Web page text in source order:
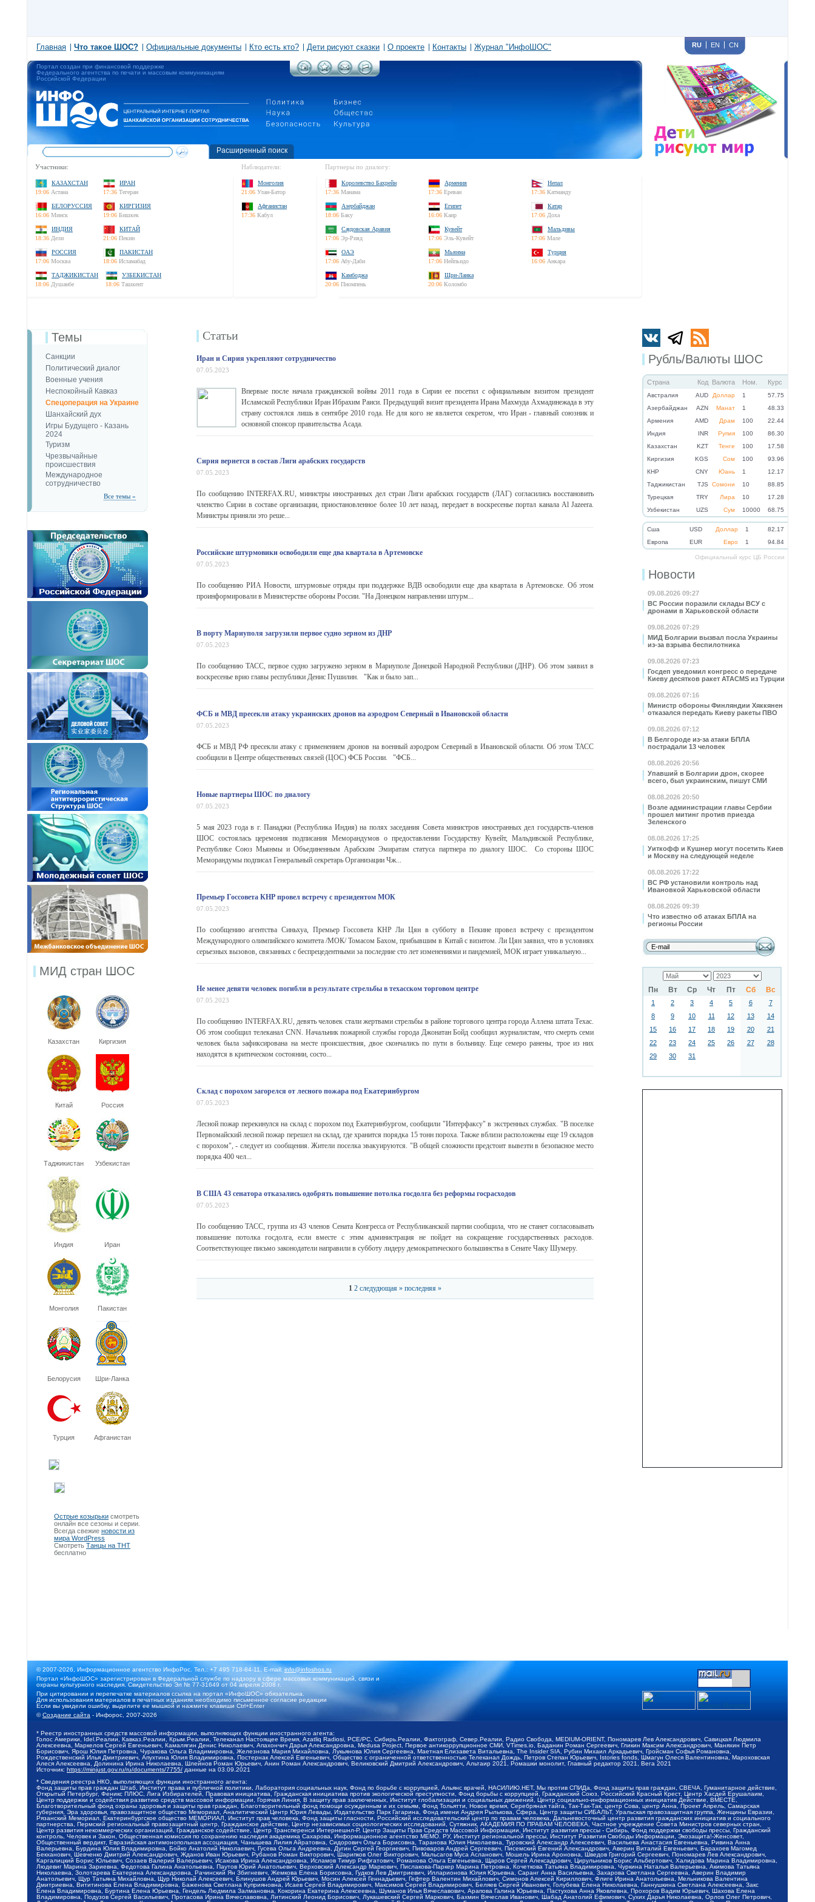
Главная Что такое ШОС? Официальные документы Кто есть кто? Дети рисуют сказки О проекте Контакты Журнал "ИнфоШОС" RU EN CN
Портал создан при финансовой поддержке
Федерального агентства по печати и массовым коммуникациям
Российской Федерации
Расширенный поиск
Участники:
КАЗАХСТАН
19:06 Астана
ИРАН
17:36 Тегеран
БЕЛОРУССИЯ
16:06 Минск
КИРГИЗИЯ
19:06 Бишкек
ИНДИЯ
18:36 Дели
КИТАЙ
21:06 Пекин
РОССИЯ
17:06 Москва
ПАКИСТАН
18:06 Исламабад
ТАДЖИКИСТАН
18:06 Душанбе
УЗБЕКИСТАН
18:06 Ташкент
Наблюдатели:
Монголия
21:06 Улан-Батор
Афганистан
17:36 Кабул
Партнеры по диалогу:
Королевство Бахрейн
17:36 Манама
Армения
17:36 Ереван
Непал
17:36 Катманду
Азербайджан
18:06 Баку
Египет
16:06 Каир
Катар
17:06 Доха
Саудовская Аравия
17:06 Эр-Рияд
Кувейт
17:06 Эль-Кувейт
Мальдивы
17:06 Мале
ОАЭ
17:06 Абу-Даби
Мьянма
17:06 Нейпьидо
Турция
16:06 Анкара
Камбоджа
20:06 Пномпень
Шри-Ланка
20:06 Коломбо
Рубль/Валюты ШОС
Страна Код Валюта Ном. Курс
Австралия AUD Доллар 1
57.75
Азербайджан
AZN Манат 1
48.33
Армения
AMD Драм 100
22.44
Индия
INR Рупия 100
86.30
Казахстан
KZT Тенге 100
17.58
Киргизия
KGS Сом 100
93.96
КНР
CNY Юань 1
12.17
Таджикистан
TJS Сомони 10
88.85
Турецкая
TRY Лира 10
17.28
Узбекистан
UZS Сум 10000 68.75
Cша USD Доллар 1
82.17
Eвропа
EUR Евро 1 94.84
Официальный курс ЦБ России
Новости
09.08.2026 09:27
ВС России поразили склады ВСУ с
дронами в Харьковской области
09.08.2026 07:29
МИД Болгарии вызвал посла Украины
из-за взрыва беспилотника
09.08.2026 07:23
Госдеп уведомил конгресс о передаче
Киеву десятков ракет ATACMS из Турции
09.08.2026 07:16
Министр обороны Финляндии Хяккянен
отказался передать Киеву ракеты ПВО
09.08.2026 07:12
В Белгороде из-за атаки БПЛА
пострадали 13 человек
08.08.2026 20:56
Упавший в Болгарии дрон, скорее
всего, был украинским, пишут СМИ
08.08.2026 20:50
Возле администрации главы Сербии
прошел митинг против приезда
Зеленского
08.08.2026 17:25
Уиткофф и Кушнер могут посетить Киев
и Москву на следующей неделе
08.08.2026 17:22
ВС РФ установили контроль над
Ивановкой Харьковской области
08.08.2026 09:39
Что известно об атаках БПЛА на
регионы России
Пн Вт Ср Чт Пт Сб Вс
1 2 3 4 5 6
7
8
9 10 11 12 13
14
15
16 17 18 19 20
21
22
23 24 25 26 27
28
29
30 31
Темы
Санкции
Политический диалог
Военные учения
Неспокойный Кавказ
Спецоперация на Украине
Шанхайский дух
Игры Будущего - Казань
2024
Туризм
Чрезвычайные
происшествия
Международное
сотрудничество
Все темы »
МИД стран ШОС
Казахстан Киргизия
Китай Россия
Таджикистан Узбекистан
Индия Иран
Монголия Пакистан
Белорусия Шри-Ланка
Турция Афганистан
Острые козырьки смотреть
онлайн все сезоны и серии.
Всегда свежие новости из
мира WordPress
Смотреть Танцы на ТНТ
бесплатно
Статьи
Иран и Сирия укрепляют сотрудничество
07.05.2023
Впервые после начала гражданской войны 2011 года в Сирии ее посетил с официальным визитом президент
Исламской Республики Иран Ибрахим Раиси. Предыдущий визит президента Ирана Махмуда Ахмадинежада в эту
страну состоялся лишь в сентябре 2010 года. Не для кого не является секретом, что Иран - главный союзник и
основной спонсор правительства Асада.
Сирия вернется в состав Лиги арабских государств
07.05.2023
По сообщению INTERFAX.RU, министры иностранных дел стран Лиги арабских государств (ЛАГ) согласились восстановить
членство Сирии в составе организации, приостановленное более 10 лет назад, передает в воскресенье портал канала Al Jazeera.
Министры приняли это реше...
Российские штурмовики освободили еще два квартала в Артемовске
07.05.2023
По сообщению РИА Новости, штурмовые отряды при поддержке ВДВ освободили еще два квартала в Артемовске. Об этом
проинформировали в Министерстве обороны России. "На Донецком направлении штурм...
В порту Мариуполя загрузили первое судно зерном из ДНР
07.05.2023
По сообщению ТАСС, первое судно загружено зерном в Мариуполе Донецкой Народной Республики (ДНР). Об этом заявил в
воскресенье врио главы республики Денис Пушилин. "Как и было зап...
ФСБ и МВД пресекли атаку украинских дронов на аэродром Северный в Ивановской области
07.05.2023
ФСБ и МВД РФ пресекли атаку с применением дронов на военный аэродром Северный в Ивановской области. Об этом ТАСС
сообщили в Центре общественных связей (ЦОС) ФСБ России. "ФСБ...
Новые партнеры ШОС по диалогу
07.05.2023
5 мая 2023 года в г. Панаджи (Республика Индия) на полях заседания Совета министров иностранных дел государств-членов
ШОС состоялась церемония подписания Меморандумов о предоставлении Государству Кувейт, Мальдивской Республике,
Республике Союз Мьянмы и Объединенным Арабским Эмиратам статуса партнера по диалогу ШОС. Со стороны ШОС
Меморандумы подписал Генеральный секретарь Организации Чж...
Премьер Госсовета КНР провел встречу с президентом МОК
07.05.2023
По сообщению агентства Синьхуа, Премьер Госсовета КНР Ли Цян в субботу в Пекине провел встречу с президентом
Международного олимпийского комитета /МОК/ Томасом Бахом, прибывшим в Китай с визитом. Ли Цян заявил, что в условиях
серьезных вызовов, связанных с беспрецедентными за последние сто лет изменениями и пандемией, МОК играет уникальную...
Не менее девяти человек погибли в результате стрельбы в техасском торговом центре
07.05.2023
По сообщению INTERFAX.RU, девять человек стали жертвами стрельбы в районе торгового центра города Аллена штата Техас.
Об этом сообщил телеканал CNN. Начальник пожарной службы города Джонатан Бойд сообщил журналистам, что смерть семи
человек была зафиксирована на месте происшествия, двое скончались по пути в больницу. Еще семеро ранены, трое из них
находятся в критическом состоянии, состо...
Cклад с порохом загорелся от лесного пожара под Екатеринбургом
07.05.2023
Лесной пожар перекинулся на склад с порохом под Екатеринбургом, сообщили "Интерфаксу" в экстренных службах. "В поселке
Первомайский лесной пожар перешел на склад, где хранится порядка 15 тонн пороха. Также вблизи расположены еще 19 складов
с порохом", - следует из сообщения. Жители поселка эвакуируются. "В общей сложности предстоит вывезти в безопасное место
порядка 400 чел...
В США 43 сенатора отказались одобрять повышение потолка госдолга без реформы госрасходов
07.05.2023
По сообщению ТАСС, группа из 43 членов Сената Конгресса от Республиканской партии сообщила, что не станет согласовывать
повышение потолка госдолга, если вместе с этим администрация не пойдет на сокращение государственных расходов.
Соответствующее письмо законодатели направили в субботу лидеру демократического большинства в Сенате Чаку Шумеру.
1 2 следудющая » последняя »
© 2007-2026, Информационное агентство ИнфоРос. Тел.: +7 495 718-84-11, E-mail:info@infoshos.ru
Портал «ИнфоШОС» зарегистрирован в Федеральной службе по надзору в сфере массовых коммуникаций, связи и
охраны культурного наследия. Свидетельство Эл № 77-31649 от 04 апреля 2008 г.
При цитировании и перепечатке материалов ссылка на портал «ИнфоШОС» обязательна.
Для использования материалов в печатных изданиях необходимо письменное согласие редакции
Если вы увидели ошибку, выделите ее мышкой и нажмите клавиши Ctrl+Enter
©Создание сайта - Инфорос, 2007-2026
* Реестр иностранных средств массовой информации, выполняющих функции иностранного агента:
Голос Америки, Idel.Реалии, Кавказ.Реалии, Крым.Реалии, Телеканал Настоящее Время, Azatliq Radiosi, PCE/PC, Сибирь.Реалии, Фактограф, Север.Реалии, Радио Свобода, MEDIUM-ORIENT, Пономарев Лев Александрович, Савицкая Людмила
Алексеевна, Маркелов Сергей Евгеньевич, Камалягин Денис Николаевич, Апахончич Дарья Александровна, Medusa Project, Первое антикоррупционное СМИ, VTimes.io, Баданин Роман Сергеевич, Гликин Максим Александрович, Маняхин Петр
Борисович, Ярош Юлия Петровна, Чуракова Ольга Владимировна, Железнова Мария Михайловна, Лукьянова Юлия Сергеевна, Маетная Елизавета Витальевна, The Insider SIA, Рубин Михаил Аркадьевич, Гройсман Софья Романовна,
Рождественский Илья Дмитриевич, Апухтина Юлия Владимировна, Постернак Алексей Евгеньевич, Общество с ограниченной ответственностью Телеканал Дождь, Петров Степан Юрьевич, Istories fonds, Шмагун Олеся Валентиновна, Мароховская
Алеся Алексеевна, Долинина Ирина Николаевна, Шлейнов Роман Юрьевич, Анин Роман Александрович, Великовский Дмитрий Александрович, Альтаир 2021, Ромашки монолит, Главный редактор 2021, Вега 2021
Источник: https://minjust.gov.ru/ru/documents/7755/ данные на 03.09.2021
* Сведения реестра НКО, выполняющих функции иностранного агента:
Фонд защиты прав граждан Штаб, Институт права и публичной политики, Лаборатория социальных наук, Фонд по борьбе с коррупцией, Альянс врачей, НАСИЛИЮ.НЕТ, Мы против СПИДа, Фонд защиты прав граждан, СВЕЧА, Гуманитарное действие,
Открытый Петербург, Феникс ПЛЮС, Лига Избирателей, Правовая инициатива, Гражданская инициатива против экологической преступности, Фонд борьбы с коррупцией, Гражданский Союз, Российский Красный Крест, Центр Хасдей Ерушалаим,
Центр поддержки и содействия развитию средств массовой информации, Горячая Линия, В защиту прав заключенных, Институт глобализации и социальных движений, Центр социально-информационных инициатив Действие, ВМЕСТЕ,
Благотворительный фонд охраны здоровья и защиты прав граждан, Благотворительный фонд помощи осужденным и их семьям, Фонд Тольятти, Новое время, Серебряная тайга, Так-Так-Так, центр Сова, центр Анна, Проект Апрель, Самарская
губерния, Эра здоровья, правозащитное общество Мемориал, Аналитический Центр Юрия Левады, Издательство Парк Гагарина, Фонд имени Андрея Рылькова, Сфера, Центр защиты СИБАЛЬТ, Уральская правозащитная группа, Женщины Евразии,
Рязанский Мемориал, Екатеринбургское общество МЕМОРИАЛ, Институт прав человека, Фонд защиты гласности, Российский исследовательский центр по правам человека, Дальневосточный центр развития гражданских инициатив и социального
партнерства, Пермский региональный правозащитный центр, Гражданское действие, Центр независимых социологических исследований, Сутяжник, АКАДЕМИЯ ПО ПРАВАМ ЧЕЛОВЕКА, Частное учреждение Совета Министров северных стран,
Центр развития некоммерческих организаций, Гражданское содействие, Центр Трансперенси Интернешнл-Р, Центр Защиты Прав Средств Массовой Информации, Институт развития прессы - Сибирь, Фонд поддержки свободы прессы, Гражданский
контроль, Человек и Закон, Общественная комиссия по сохранению наследия академика Сахарова, Информационное агентство МЕМО. РУ, Институт региональной прессы, Институт Развития Свободы Информации, Экозащита!-Женсовет,
Общественный вердикт, Евразийская антимонопольная ассоциация, Чанышева Лилия Айратовна, Сидорович Ольга Борисовна, Таранова Юлия Николаевна, Туровский Александр Алексеевич, Васильева Анастасия Евгеньевна, Ривина Анна
Валерьевна, Бурдина Юлия Владимировна, Бойко Анатолий Николаевич, Гусева Ольга Андреевна, Дугин Сергей Георгиевич, Пивоваров Андрей Сергеевич, Писемский Евгений Александрович, Аверин Виталий Евгеньевич, Барахоев Магомед
Бекханович, Шевченко Дмитрий Александрович, Жданов Иван Юрьевич, Рубанов Роман Викторович, Шарипков Олег Викторович, Мальсагов Муса Асланович, Мошель Ирина Ароновна, Шведов Григорий Сергеевич, Пономарев Лев Александрович,
Каргалицкий Борис Юльевич, Созаев Валерий Валерьевич, Исакова Ирина Александровна, Исламов Тимур Рифгатович, Романова Ольга Евгеньевна, Щаров Сергей Алексадрович, Цирульников Борис Альбертович, Халидова Марина Владимировна,
Людевиг Марина Зариевна, Федотова Галина Анатольевна, Паутов Юрий Анатольевич, Верховский Александр Маркович, Пислакова-Паркер Марина Петровна, Кочеткова Татьяна Владимировна, Чуркина Наталья Валерьевна, Акимова Татьяна
Николаевна, Золотарева Екатерина Александровна, Рачинский Ян Збигневич, Жемкова Елена Борисовна, Гудков Лев Дмитриевич, Илларионова Юлия Юрьевна, Саранг Анна Васильевна, Захарова Светлана Сергеевна, Аверин Владимир
Анатольевич, Щур Татьяна Михайловна, Щур Николай Алексеевич, Блинушов Андрей Юрьевич, Мосин Алексей Геннадьевич, Гефтер Валентин Михайлович, Симонов Алексей Кириллович, Флиге Ирина Анатольевна, Мельникова Валентина
Дмитриевна, Вититинова Елена Владимировна, Баженова Светлана Куприяновна, Исаев Сергей Владимирович, Максимов Сергей Владимирович, Беляев Сергей Иванович, Голубева Елена Николаевна, Ганнушкина Светлана Алексеевна, Закс
Елена Владимировна, Буртина Елена Юрьевна, Гендель Людмила Залмановна, Кокорина Екатерина Алексеевна, Шуманов Илья Вячеславович, Арапова Галина Юрьевна, Пастухова Анна Яковлевна, Прохоров Вадим Юрьевич, Шахова Елена
Владимировна, Подузов Сергей Васильевич, Протасова Ирина Вячеславовна, Литинский Леонид Борисович, Лукашевский Сергей Маркович, Бахмин Вячеслав Иванович, Шабад Анатолий Ефимович, Сухих Дарья Николаевна, Орлов Олег Петрович,